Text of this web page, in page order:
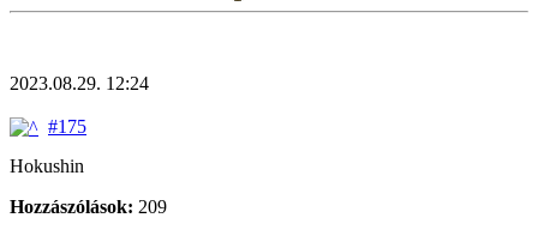
2023.08.29. 12:24
#175
Hokushin
Hozzászólások: 209